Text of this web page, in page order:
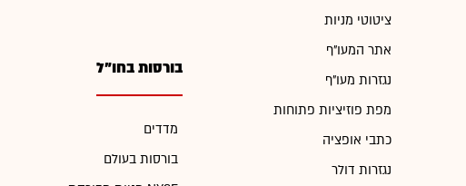
ציטוטי מניות
אתר המעו"ף
נגזרות מעו"ף
מפת פוזיציות פתוחות
כתבי אופציה
נגזרות דולר
בורסות בחו"ל
מדדים
בורסות בעולם